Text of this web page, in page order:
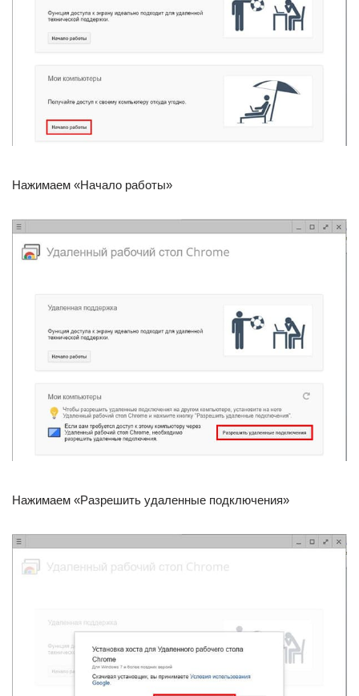
Нажимаем «Начало работы»
Нажимаем «Разрешить удаленные подключения»